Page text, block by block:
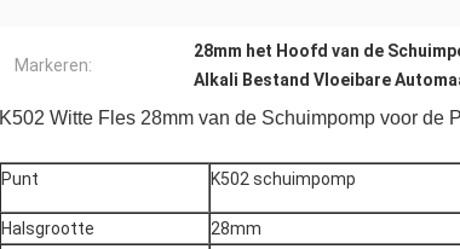
Markeren:
28mm het Hoofd van de
Alkali Bestand Vloeibare
K502 Witte Fles 28mm van de Schuimpomp voor de
Punt K502 schuimpomp
Halsgrootte
28mm